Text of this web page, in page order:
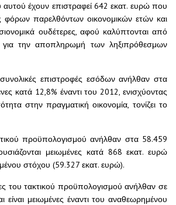
έχουν επιστραφεί 642 εκατ. ευρώ που
φόρων παρελθόντων οικονομικών ετών και
ουδέτερες, αφού καλύπτονται από
για την αποπληρωμή των ληξιπρόθεσμων
επιστροφές εσόδων ανήλθαν στα
κατά 12,8% έναντι του 2012, ενισχύοντας
στην πραγματική οικονομία, τονίζει το
προϋπολογισμού ανήλθαν στα 58.459
μειωμένες κατά 868 εκατ. ευρώ
στόχου (59.327 εκατ. ευρώ).
του τακτικού προϋπολογισμού ανήλθαν σε
είναι μειωμένες έναντι του αναθεωρημένου